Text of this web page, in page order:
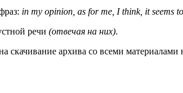
in my opinion, as for me, I think, it seems
речи (отвечая на них).
скачивание архива со всеми материалами